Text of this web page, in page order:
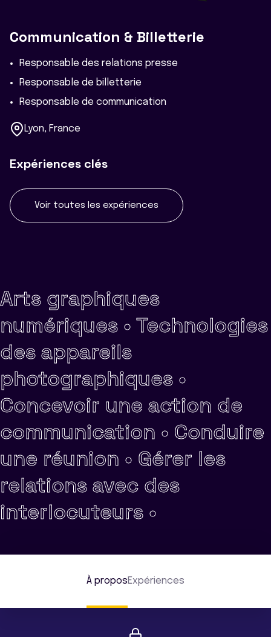
Communication & Billetterie
Responsable des relations presse
Responsable de billetterie
Responsable de communication
Lyon, France
Expériences clés
Voir toutes les expériences
Arts graphiques
numériques • Technologies
des appareils
photographiques •
Concevoir une action de
communication • Conduire
une réunion • Gérer les
relations avec des
interlocuteurs •
À proposExpériences